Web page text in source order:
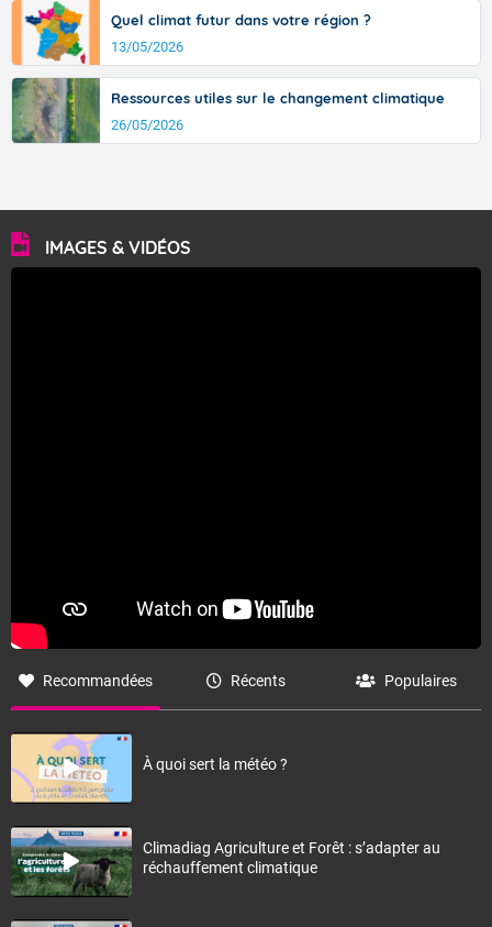
Quel climat futur dans votre région ?
13/05/2026
Ressources utiles sur le changement climatique
26/05/2026
IMAGES & VIDÉOS
Recommandées Récents Populaires
À quoi sert la météo ?
Climadiag Agriculture et Forêt : s’adapter au
réchauffement climatique